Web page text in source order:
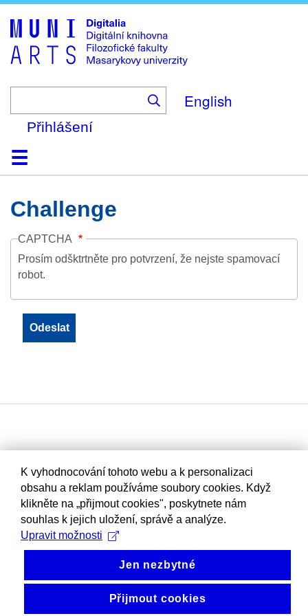
to
main
content
English
Přihlášení
DomůKolekce
Prohlížení
Vyhledávání
O platformě
Nápověda
KontaktDigitalia
Challenge
CAPTCHA
Prosím odšktrtněte pro potvrzení, že nejste spamovací
robot.
K vyhodnocování tohoto webu a k personalizaci
obsahu a reklam používáme soubory cookies. Když
klikněte na „přijmout cookies", poskytnete nám
souhlas k jejich uložení, správě a analýze.
Upravit možnosti
Jen nezbytné
Přijmout cookies